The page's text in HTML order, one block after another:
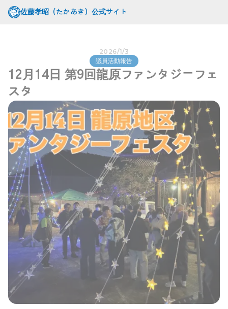
佐藤孝昭（たかあき）公式サイト
2026/1/3
議員活動報告
12月14日 第9回龍原ファンタジーフェ
スタ